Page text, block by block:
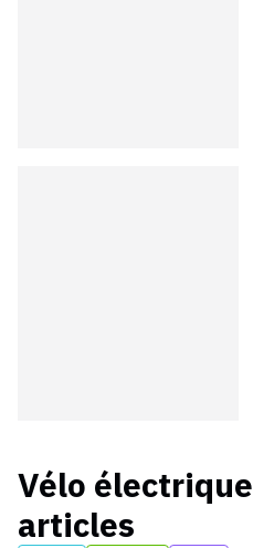
Vélo électrique
articles